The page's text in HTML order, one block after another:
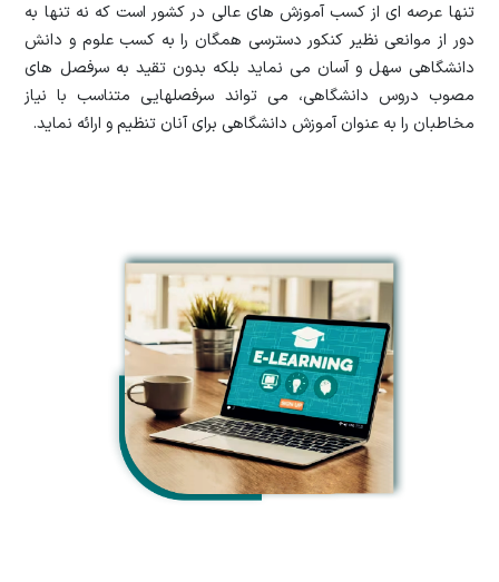
تنها عرصه ای از کسب آموزش های عالی در کشور است که نه تنها به
دور از موانعی نظیر کنکور دسترسی همگان را به کسب علوم و دانش
دانشگاهی سهل و آسان می نماید بلکه بدون تقید به سرفصل های
مصوب دروس دانشگاهی، می تواند سرفصلهایی متناسب با نیاز
مخاطبان را به عنوان آموزش دانشگاهی برای آنان تنظیم و ارائه نماید.